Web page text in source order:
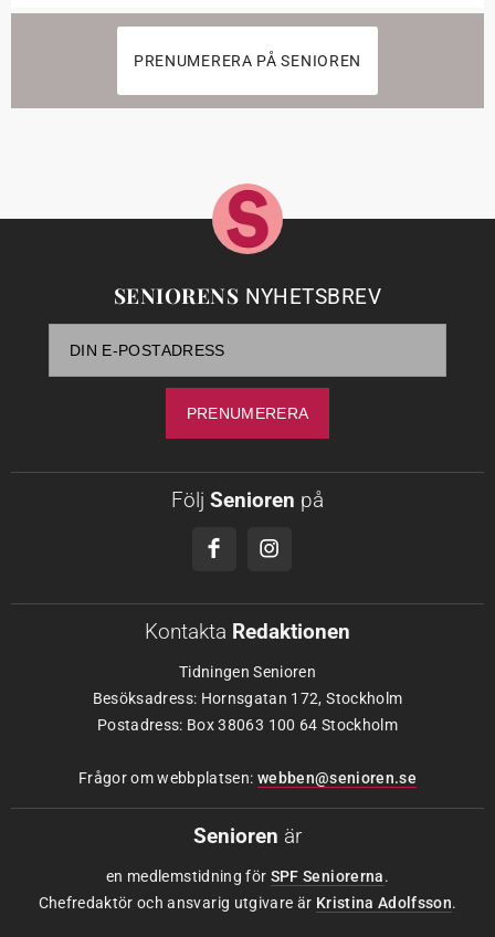
PRENUMERERA PÅ SENIOREN
SENIORENS NYHETSBREV
Följ Senioren på
Kontakta Redaktionen
Tidningen Senioren
Besöksadress: Hornsgatan 172, Stockholm
Postadress: Box 38063 100 64 Stockholm
Frågor om webbplatsen: webben@senioren.se
Senioren är
en medlemstidning för SPF Seniorerna.
Chefredaktör och ansvarig utgivare är Kristina Adolfsson.